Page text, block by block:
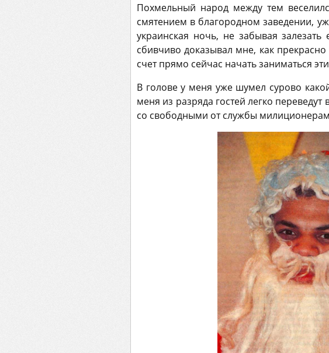
Похмельный народ между тем
смятением в благородном заведении,
украинская ночь, не забывая
сбивчиво доказывал мне, как
счет прямо сейчас начать заниматься
В голове у меня уже шумел сурово
меня из разряда гостей легко
со свободными от службы